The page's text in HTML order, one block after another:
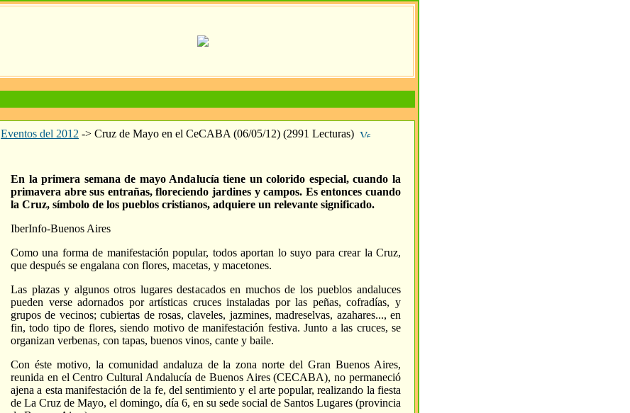
Eventos del 2012 -> Cruz de Mayo en el CeCABA (06/05/12) (2991 Lecturas)
En la primera semana de mayo Andalucía tiene un colorido especial, cuando la
primavera abre sus entrañas, floreciendo jardines y campos. Es entonces cuando
la Cruz, símbolo de los pueblos cristianos, adquiere un relevante significado.
IberInfo-Buenos Aires
Como una forma de manifestación popular, todos aportan lo suyo para crear la Cruz,
que después se engalana con flores, macetas, y macetones.
Las plazas y algunos otros lugares destacados en muchos de los pueblos andaluces
pueden verse adornados por artísticas cruces instaladas por las peñas, cofradías, y
grupos de vecinos; cubiertas de rosas, claveles, jazmines, madreselvas, azahares..., en
fin, todo tipo de flores, siendo motivo de manifestación festiva. Junto a las cruces, se
organizan verbenas, con tapas, buenos vinos, cante y baile.
Con éste motivo, la comunidad andaluza de la zona norte del Gran Buenos Aires,
reunida en el Centro Cultural Andalucía de Buenos Aires (CECABA), no permaneció
ajena a esta manifestación de la fe, del sentimiento y el arte popular, realizando la fiesta
de La Cruz de Mayo, el domingo, día 6, en su sede social de Santos Lugares (provincia